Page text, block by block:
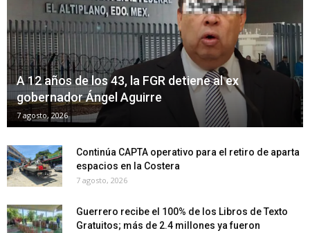
A 12 años de los 43, la FGR detiene al ex
gobernador Ángel Aguirre
7 agosto, 2026
Continúa CAPTA operativo para el retiro de aparta
espacios en la Costera
7 agosto, 2026
Guerrero recibe el 100% de los Libros de Texto
Gratuitos; más de 2.4 millones ya fueron